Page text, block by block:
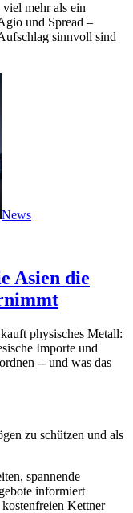
mehr als ein
und Spread –
sinnvoll sind
News
Asien die
physisches Metall:
Importe und
-- und was das
zu schützen und als
spannende
informiert
Kettner